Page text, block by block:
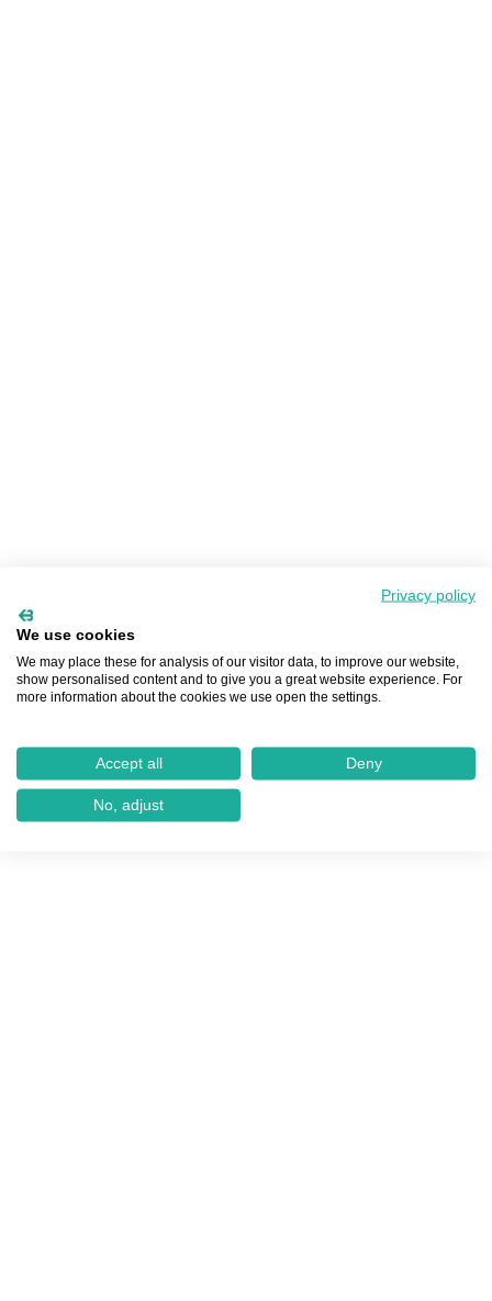
Privacy policy
We use cookies
We may place these for analysis of our visitor data, to improve our website,
show personalised content and to give you a great website experience. For
more information about the cookies we use open the settings.
Accept all Deny
No, adjust